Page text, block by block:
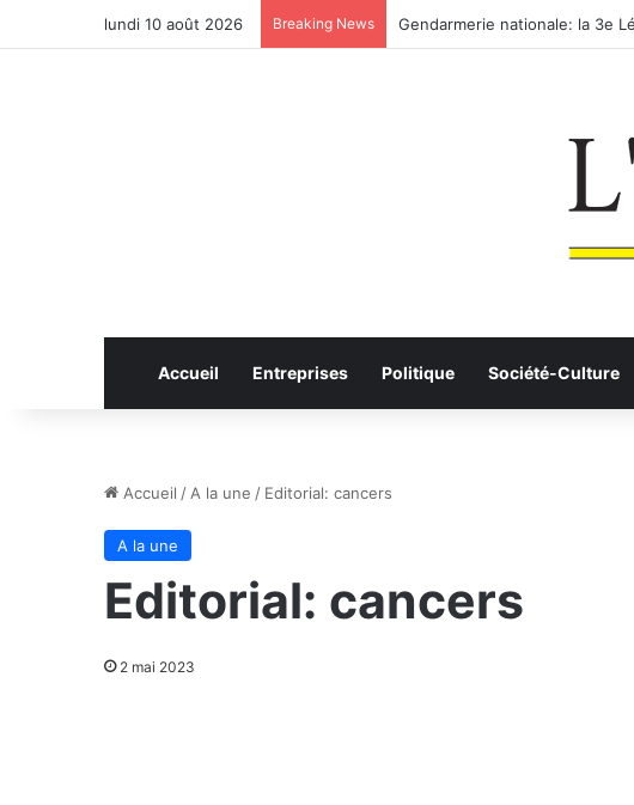
lundi 10 août 2026 Breaking News Gendarmerie nationale: la 3e
Accueil Entreprises Politique Société-Culture
Accueil / A la une / Editorial: cancers
A la une
Editorial: cancers
2 mai 2023